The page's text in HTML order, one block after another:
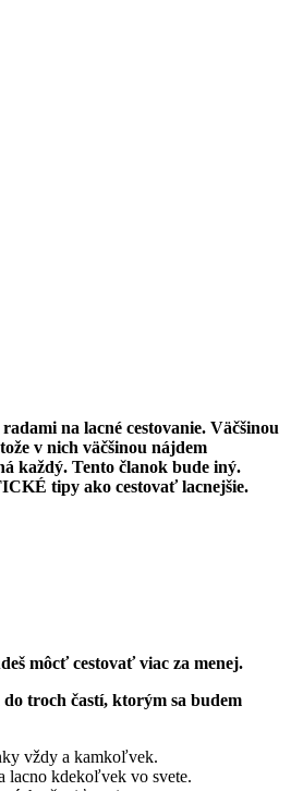
na lacné cestovanie. Väčšinou
v nich väčšinou nájdem
každý. Tento članok bude iný.
tipy ako cestovať lacnejšie.
môcť cestovať viac za menej.
troch častí, ktorým sa budem
vždy a kamkoľvek.
lacno kdekoľvek vo svete.